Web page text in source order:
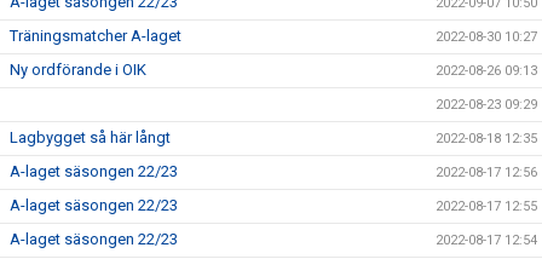
2022-09-07 10:50
Träningsmatcher A-laget 2022-08-30 10:27
Ny ordförande i OIK 2022-08-26 09:13
2022-08-23 09:29
Lagbygget så här långt 2022-08-18 12:35
A-laget säsongen 22/23 2022-08-17 12:56
A-laget säsongen 22/23 2022-08-17 12:55
A-laget säsongen 22/23 2022-08-17 12:54